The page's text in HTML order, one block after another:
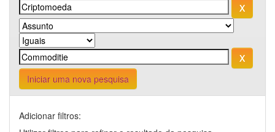
Iniciar uma nova pesquisa
Adicionar filtros: